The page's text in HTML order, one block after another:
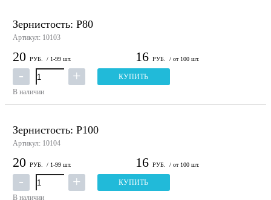
Зернистость: P80
Артикул: 10103
20 РУБ. / 1-99 шт. 16 РУБ. / от 100 шт.
КУПИТЬ
В наличии
Зернистость: P100
Артикул: 10104
20 РУБ. / 1-99 шт. 16 РУБ. / от 100 шт.
КУПИТЬ
В наличии